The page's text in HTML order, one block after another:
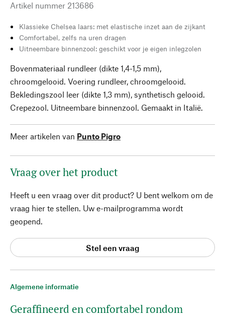
Algemene informatie
Geraffineerd en comfortabel rondom
Artikel nummer 213686
Klassieke Chelsea laars: met elastische inzet aan de zijkant
Comfortabel, zelfs na uren dragen
Uitneembare binnenzool: geschikt voor je eigen inlegzolen
Bovenmateriaal rundleer (dikte 1,4-1,5 mm),
chroomgelooid. Voering rundleer, chroomgelooid.
Bekledingszool leer (dikte 1,3 mm), synthetisch gelooid.
Crepezool. Uitneembare binnenzool. Gemaakt in Italië.
Meer artikelen van Punto Pigro
Vraag over het product
Heeft u een vraag over dit product? U bent welkom om de
vraag hier te stellen. Uw e-mailprogramma wordt
geopend.
Stel een vraag